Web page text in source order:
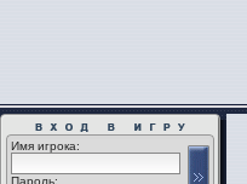
Имя игрока:
Пароль: